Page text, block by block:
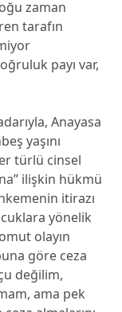
zaman
tarafın
payı var,
Anayasa
yaşını
türlü cinsel
ilişkin hükmü
itirazı
yönelik
olayın
göre ceza
değilim,
ama pek